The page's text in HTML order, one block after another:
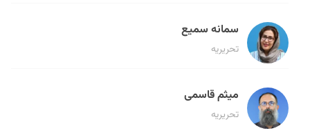
سمانه سمیع
تحریریه
میثم قاسمی
تحریریه